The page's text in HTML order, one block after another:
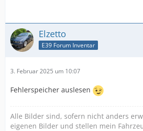
Elzetto
E39 Forum Inventar
3. Februar 2025 um 10:07
Fehlerspeicher auslesen
Alle Bilder sind, sofern nicht anders
eigenen Bilder und stellen mein